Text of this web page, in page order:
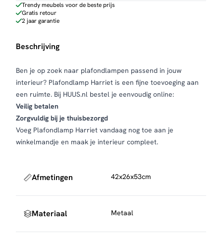
Trendy meubels voor de beste prijs
Gratis retour
2 jaar garantie
Beschrijving
Ben je op zoek naar plafondlampen passend in jouw
interieur? Plafondlamp Harriet is een fijne toevoeging aan
een ruimte. Bij HUUS.nl bestel je eenvoudig online:
Veilig betalen
Zorgvuldig bij je thuisbezorgd
Voeg Plafondlamp Harriet vandaag nog toe aan je
winkelmandje en maak je interieur compleet.
Afmetingen 42x26x53cm
Materiaal Metaal